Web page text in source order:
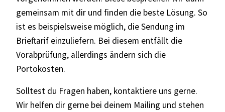
gemeinsam mit dir und finden die beste Lösung. So
ist es beispielsweise möglich, die Sendung im
Brieftarif einzuliefern. Bei diesem entfällt die
Vorabprüfung, allerdings ändern sich die
Portokosten.
Solltest du Fragen haben, kontaktiere uns gerne.
Wir helfen dir gerne bei deinem Mailing und stehen